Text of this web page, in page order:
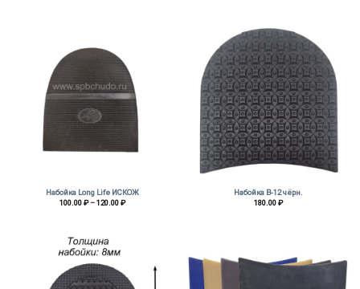
Набойка Long Life ИСКОЖ
100.00₽ – 120.00₽Диапазон
Набойка В-12 чёрн.
180.00₽